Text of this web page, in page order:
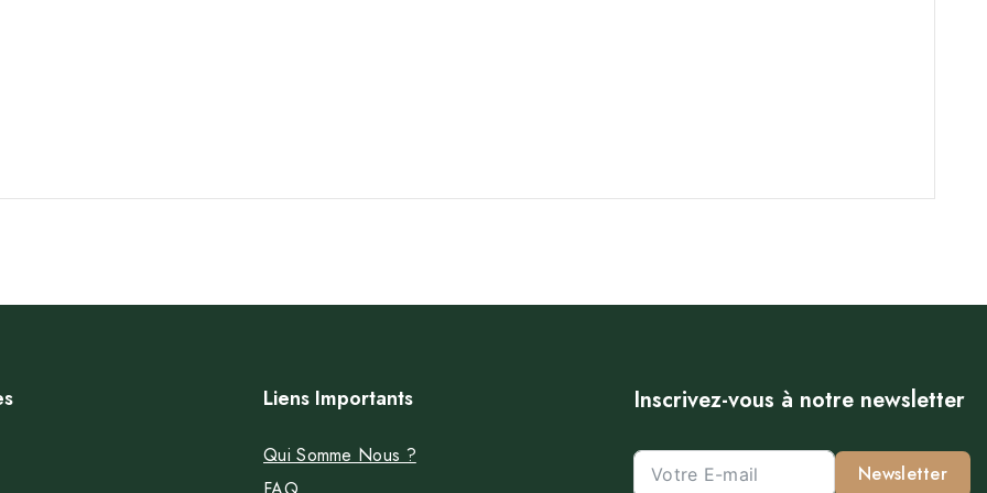
Liens Importants
Qui Somme Nous ?
Inscrivez-vous à notre newsletter
Newsletter